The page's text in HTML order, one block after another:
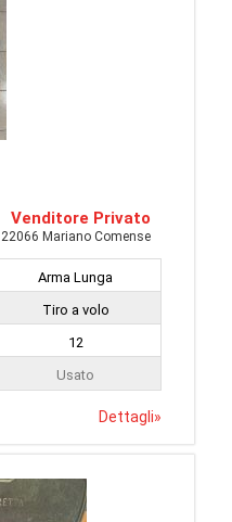
Venditore Privato
22066 Mariano Comense
Arma Lunga
Tiro a volo
12
Usato
Dettagli»